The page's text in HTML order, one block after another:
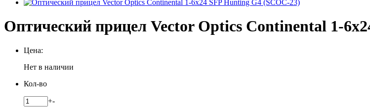
Оптический прицел Vector Optics Continental 1-
Цена:
Нет в наличии
Кол-во
+-